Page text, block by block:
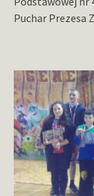
Puchar Prezesa